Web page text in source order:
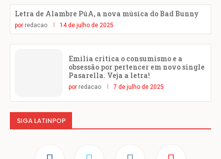
Letra de Alambre PúA, a nova música do Bad Bunny
por redacao 14 de julho de 2025
Emilia critica o consumismo e a
obsessão por pertencer em novo single
Pasarella. Veja a letra!
por redacao 7 de julho de 2025
SIGA LATINPOP